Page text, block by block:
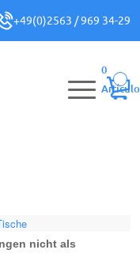
+49(0)2563 / 969 34-29
0
Artículo
nicht als